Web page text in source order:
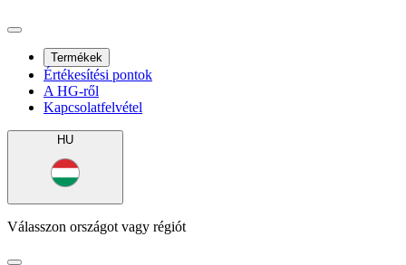
Termékek
Értékesítési pontok
A HG-ről
Kapcsolatfelvétel
HU
Válasszon országot vagy régiót